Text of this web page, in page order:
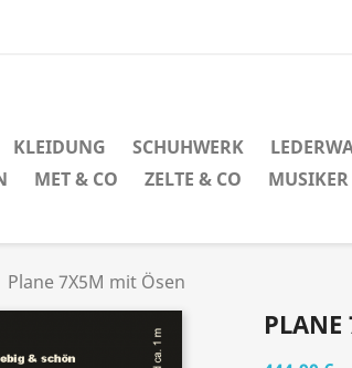
KLEIDUNG SCHUHWERK
MET & CO ZELTE & CO MUSIKER
Plane 7X5M mit Ösen